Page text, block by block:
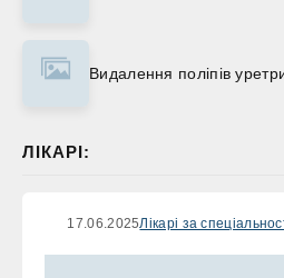
Видалення поліпів
ЛІКАРІ:
17.06.2025Лікарі за